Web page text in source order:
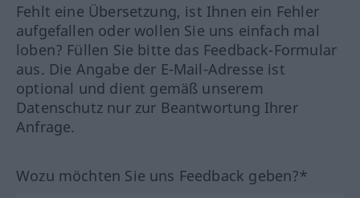
Fehlt eine Übersetzung, ist Ihnen ein Fehler
aufgefallen oder wollen Sie uns einfach mal
loben? Füllen Sie bitte das Feedback-Formular
aus. Die Angabe der E-Mail-Adresse ist
optional und dient gemäß unserem
Datenschutz nur zur Beantwortung Ihrer
Anfrage.
Wozu möchten Sie uns Feedback geben?*